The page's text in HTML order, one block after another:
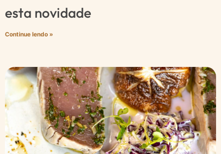
esta novidade
Continue lendo »